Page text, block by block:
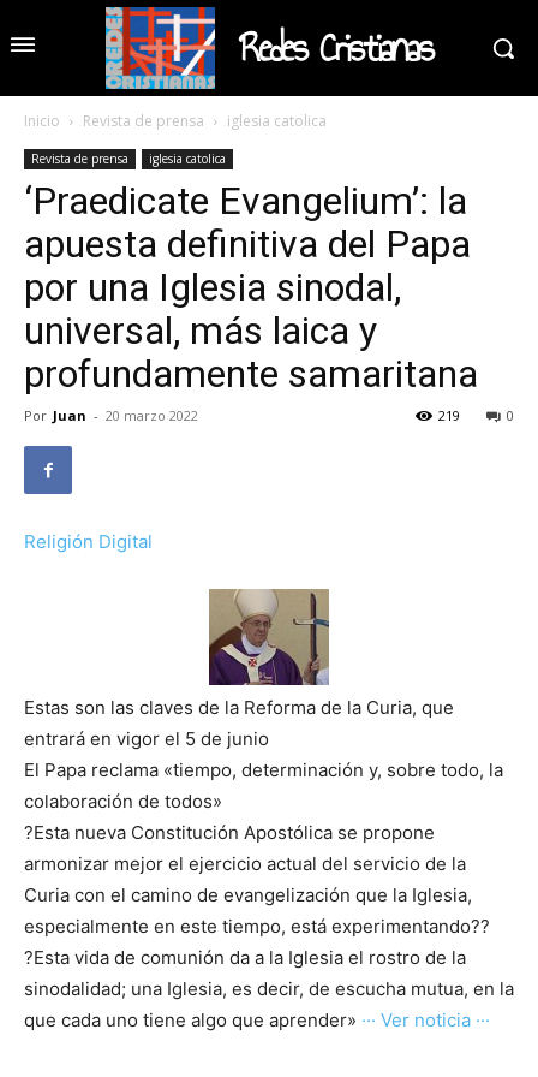
Redes Cristianas
Inicio Revista de prensa iglesia catolica
Revista de prensa iglesia catolica
‘Praedicate Evangelium’: la
apuesta definitiva del Papa
por una Iglesia sinodal,
universal, más laica y
profundamente samaritana
Por Juan - 20 marzo 2022 0
219
Religión Digital
Estas son las claves de la Reforma de la Curia, que
entrará en vigor el 5 de junio
El Papa reclama «tiempo, determinación y, sobre todo, la
colaboración de todos»
?Esta nueva Constitución Apostólica se propone
armonizar mejor el ejercicio actual del servicio de la
Curia con el camino de evangelización que la Iglesia,
especialmente en este tiempo, está experimentando??
?Esta vida de comunión da a la Iglesia el rostro de la
sinodalidad; una Iglesia, es decir, de escucha mutua, en la
que cada uno tiene algo que aprender» ··· Ver noticia ···